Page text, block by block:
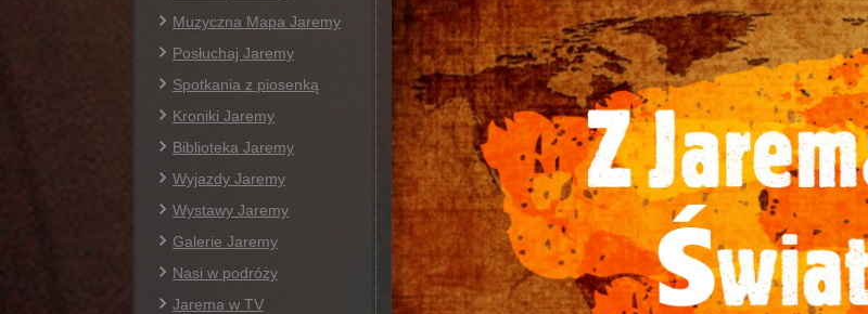
Muzyczna Mapa Jaremy
Posłuchaj Jaremy
Spotkania z piosenką
Kroniki Jaremy
Biblioteka Jaremy
Wyjazdy Jaremy
Wystawy Jaremy
Galerie Jaremy
Nasi w podróży
Jarema w TV